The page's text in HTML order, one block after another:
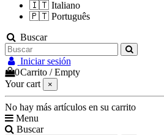
🇮🇹 Italiano
🇵🇹 Português
Buscar
Iniciar sesión
0Carrito /Empty
Your cart
×
No hay más artículos en su carrito
Menu
Buscar